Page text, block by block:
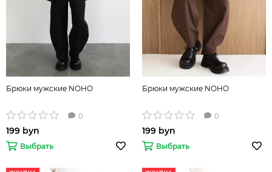
Брюки мужские NOHO
0
199 byn
Выбрать
Брюки мужские NOHO
0
199 byn
Выбрать